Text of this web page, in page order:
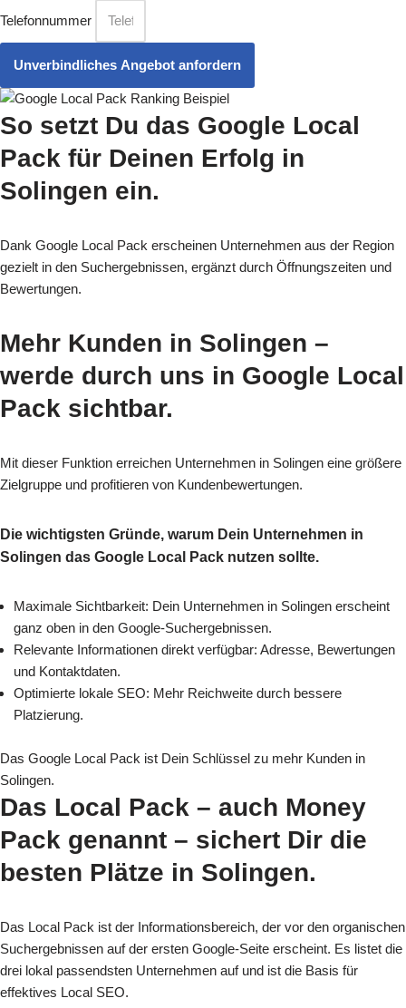
Telefonnummer
Unverbindliches Angebot anfordern
So setzt Du das Google Local
Pack für Deinen Erfolg in
Solingen ein.
Dank Google Local Pack erscheinen Unternehmen aus der Region
gezielt in den Suchergebnissen, ergänzt durch Öffnungszeiten und
Bewertungen.
Mehr Kunden in Solingen –
werde durch uns in Google Local
Pack sichtbar.
Mit dieser Funktion erreichen Unternehmen in Solingen eine größere
Zielgruppe und profitieren von Kundenbewertungen.
Die wichtigsten Gründe, warum Dein Unternehmen in
Solingen das Google Local Pack nutzen sollte.
Maximale Sichtbarkeit: Dein Unternehmen in Solingen erscheint
ganz oben in den Google-Suchergebnissen.
Relevante Informationen direkt verfügbar: Adresse, Bewertungen
und Kontaktdaten.
Optimierte lokale SEO: Mehr Reichweite durch bessere
Platzierung.
Das Google Local Pack ist Dein Schlüssel zu mehr Kunden in
Solingen.
Das Local Pack – auch Money
Pack genannt – sichert Dir die
besten Plätze in Solingen.
Das Local Pack ist der Informationsbereich, der vor den organischen
Suchergebnissen auf der ersten Google-Seite erscheint. Es listet die
drei lokal passendsten Unternehmen auf und ist die Basis für
effektives Local SEO.